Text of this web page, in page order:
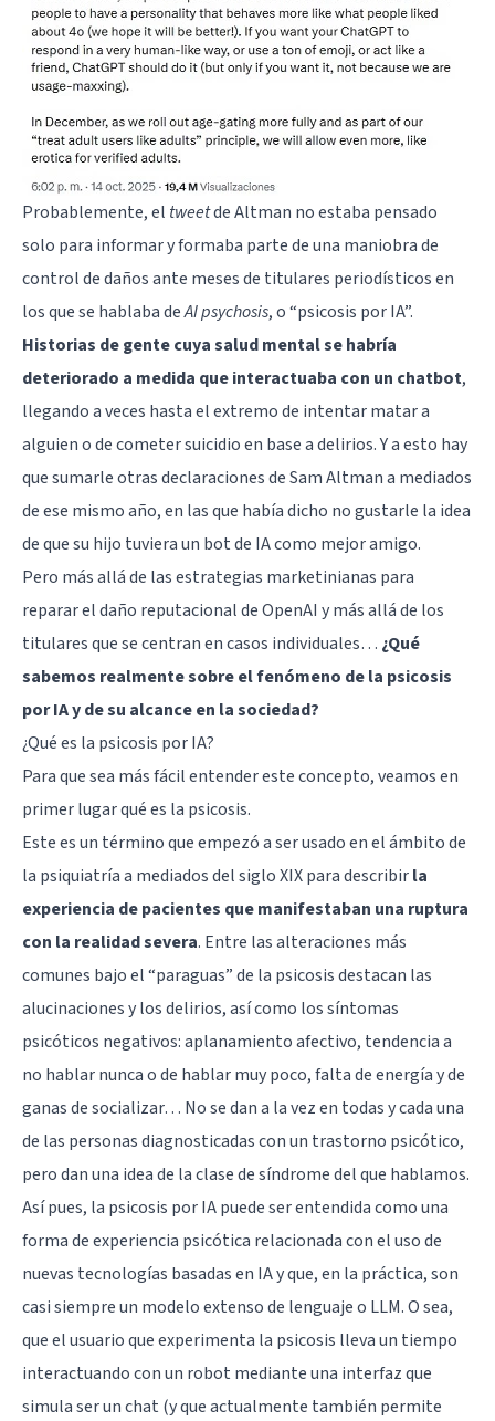
Probablemente, el tweetde Altman no estaba pensado
solo para informar y formaba parte de una maniobra de
control de daños ante meses de titulares periodísticos en
los que se hablaba deAI psychosis, o “psicosis por IA”.
Historias de gente cuya salud mental se habría
deteriorado a medida que interactuaba con un chatbot,
llegando a veces hasta el extremo de intentar matar a
alguien o de cometer suicidio en base adelirios. Y a esto hay
que sumarleotras declaracionesde Sam Altman a mediados
de ese mismo año, en las que había dicho no gustarle la idea
de que su hijo tuviera un bot de IA como mejor amigo.
Pero más allá de las estrategias marketinianas para
reparar el daño reputacional de OpenAI y más allá de los
titulares que se centran en casos individuales… ¿Qué
sabemos realmente sobre el fenómeno de la psicosis
por IA y de su alcance en la sociedad?
¿Qué es la psicosis por IA?
Para que sea más fácil entender este concepto, veamos en
primer lugar qué es la psicosis.
Este es un término que empezó a ser usado en el ámbito de
la psiquiatría a mediados del siglo XIX para describirla
experiencia de pacientes que manifestaban una ruptura
con la realidad severa. Entre las alteraciones más
comunes bajo el “paraguas” de la psicosis destacan las
alucinaciones y los delirios, así como los síntomas
psicóticos negativos: aplanamiento afectivo, tendencia a
no hablar nunca o de hablar muy poco, falta de energía y de
ganas de socializar… No se dan a la vez en todas y cada una
de las personas diagnosticadas con un trastorno psicótico,
pero dan una idea de la clase de síndrome del que hablamos.
Así pues, la psicosis por IA puede ser entendida como una
forma de experiencia psicótica relacionada con el uso de
nuevas tecnologías basadas en IA y que, en la práctica, son
casi siempre un modelo extenso de lenguaje o LLM. O sea,
que el usuario que experimenta la psicosis lleva un tiempo
interactuando con un robot mediante una interfaz que
simula ser un chat (y que actualmente también permite